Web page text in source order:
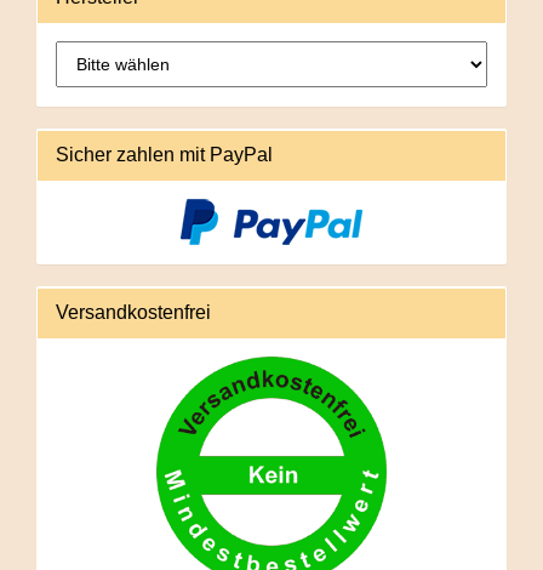
Sicher zahlen mit PayPal
Versandkostenfrei